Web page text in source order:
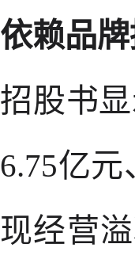
依赖品
招股书
6.75亿元
现经营